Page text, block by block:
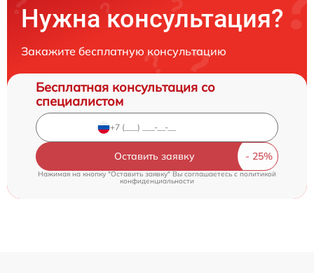
Нужна консультация?
Закажите бесплатную консультацию
Бесплатная консультация со
специалистом
Оставить заявку
Нажимая на кнопку "Оставить заявку" Вы соглашаетесь cполитикой
конфиденциальности